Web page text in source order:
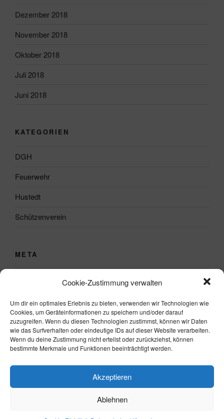
Cookie-Zustimmung verwalten
Um dir ein optimales Erlebnis zu bieten, verwenden wir Technologien wie
Cookies, um Geräteinformationen zu speichern und/oder darauf
zuzugreifen. Wenn du diesen Technologien zustimmst, können wir Daten
wie das Surfverhalten oder eindeutige IDs auf dieser Website verarbeiten.
Wenn du deine Zustimmung nicht erteilst oder zurückziehst, können
bestimmte Merkmale und Funktionen beeinträchtigt werden.
Akzeptieren
Ablehnen
Dezember 2018
November 2018
Oktober 2018
Juli 2018
Juni 2018
KATEGORIEN
DGH
Feuerwehr
Hustedt
Schützenverein
META
Eintrags-Feed
Kommentar-Feed
WordPress.org